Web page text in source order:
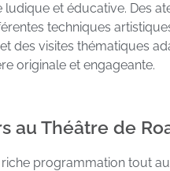
ludique et éducative. Des
techniques
des visites thématiques
originale et engageante.
au Théâtre de
programmation tout